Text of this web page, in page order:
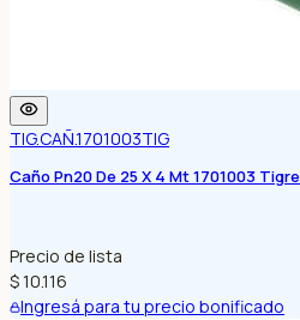
TIG.CAÑ.1701003TIG
Caño Pn20 De 25 X 4 Mt 1701003 Tigre
Precio de lista
$ 10.116
Ingresá para tu precio bonificado